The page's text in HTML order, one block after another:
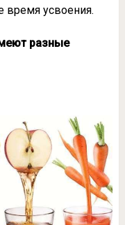
время усвоения.
разные